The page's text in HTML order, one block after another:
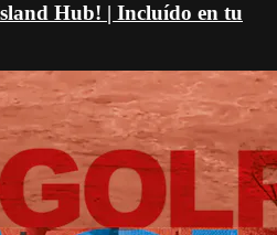
Hub! | Incluído en tu